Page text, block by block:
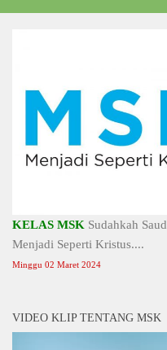
KELAS MSK Sudahkah
Menjadi Seperti Kristus....
Minggu 02 Maret 2024
VIDEO KLIP TENTANG MSK